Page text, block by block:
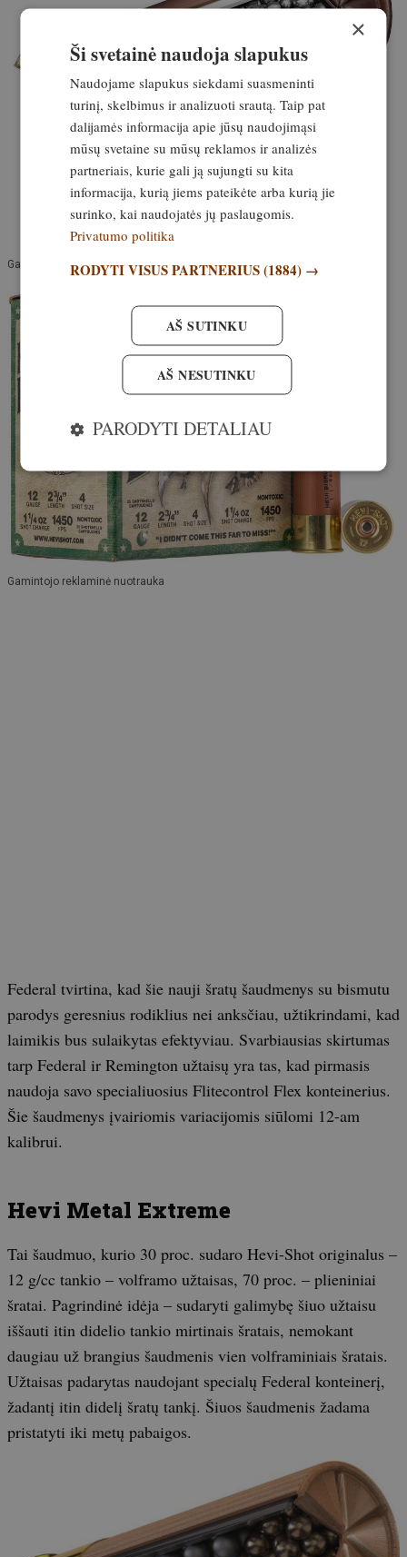
Gamintojo reklaminė nuotrauka
Gamintojo reklaminė nuotrauka
Federal tvirtina, kad šie nauji šratų šaudmenys su bismutu
parodys geresnius rodiklius nei anksčiau, užtikrindami, kad
laimikis bus sulaikytas efektyviau. Svarbiausias skirtumas
tarp Federal ir Remington užtaisų yra tas, kad pirmasis
naudoja savo specialiuosius Flitecontrol Flex konteinerius.
Šie šaudmenys įvairiomis variacijomis siūlomi 12-am
kalibrui.
Hevi Metal Extreme
Tai šaudmuo, kurio 30 proc. sudaro Hevi-Shot originalus –
12 g/cc tankio – volframo užtaisas, 70 proc. – plieniniai
šratai. Pagrindinė idėja – sudaryti galimybę šiuo užtaisu
iššauti itin didelio tankio mirtinais šratais, nemokant
daugiau už brangius šaudmenis vien volframiniais šratais.
Užtaisas padarytas naudojant specialų Federal konteinerį,
žadantį itin didelį šratų tankį. Šiuos šaudmenis žadama
pristatyti iki metų pabaigos.
×
Ši svetainė naudoja slapukus
Naudojame slapukus siekdami suasmeninti
turinį, skelbimus ir analizuoti srautą. Taip pat
dalijamės informacija apie jūsų naudojimąsi
mūsų svetaine su mūsų reklamos ir analizės
partneriais, kurie gali ją sujungti su kita
informacija, kurią jiems pateikėte arba kurią jie
surinko, kai naudojatės jų paslaugomis.
Privatumo politika
RODYTI VISUS PARTNERIUS(1884) →
AŠ SUTINKU
AŠ NESUTINKU
PARODYTI DETALIAU